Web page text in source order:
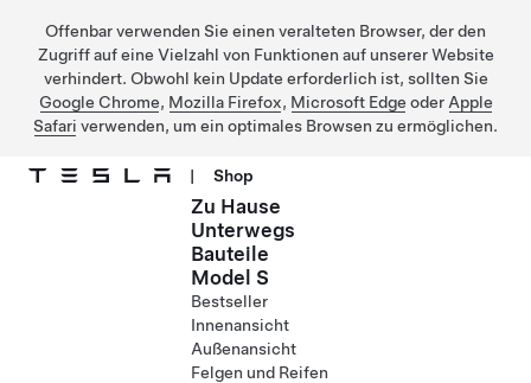
Offenbar verwenden Sie einen veralteten Browser, der den
Zugriff auf eine Vielzahl von Funktionen auf unserer Website
verhindert. Obwohl kein Update erforderlich ist, sollten Sie
Google Chrome, Mozilla Firefox, Microsoft Edge oder Apple
Safari verwenden, um ein optimales Browsen zu ermöglichen.
| Shop
Zu Hause
Unterwegs
Bauteile
Model S
Bestseller
Innenansicht
Außenansicht
Felgen und Reifen